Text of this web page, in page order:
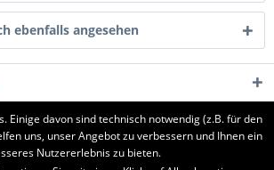
ebenfalls angesehen
Einige davon sind technisch notwendig (z.B. für den
uns, unser Angebot zu verbessern und Ihnen ein
Nutzererlebnis zu bieten.